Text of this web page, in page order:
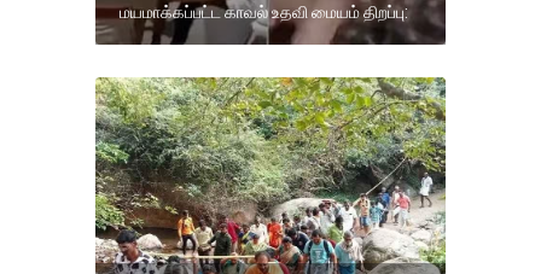
மயமாக்கப்பட்ட காவல் உதவி மையம் திறப்பு: